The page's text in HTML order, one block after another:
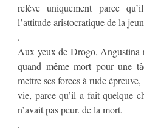
relève uniquement parce
l’attitude aristocratique de la
.
Aux yeux de Drogo, Angustina
quand même mort pour une
mettre ses forces à rude
vie, parce qu’il a fait quelque
n’avait pas peur. de la mort.
.